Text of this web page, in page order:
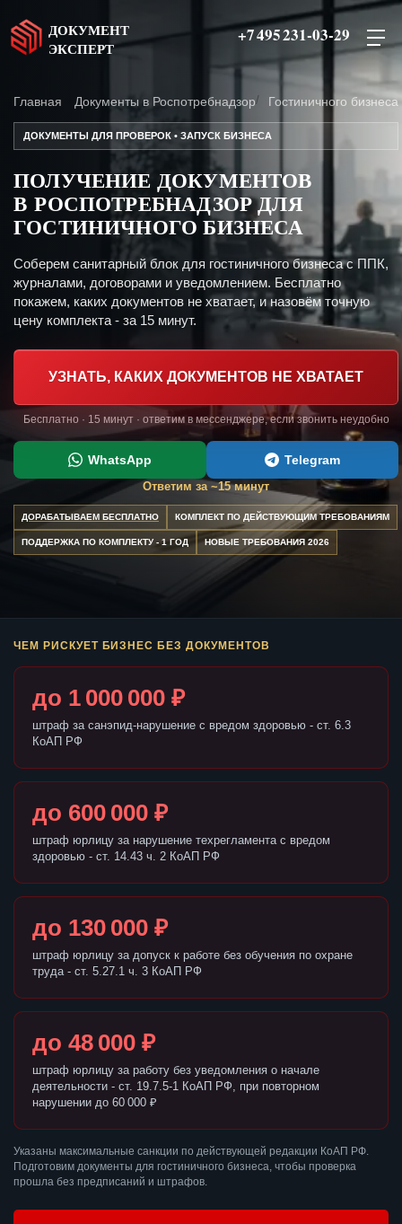
ДОКУМЕНТ
ЭКСПЕРТ
+7 495 231-03-29
Главная Документы в Роспотребнадзор Гостиничного бизнеса
ДОКУМЕНТЫ ДЛЯ ПРОВЕРОК • ЗАПУСК БИЗНЕСА
ПОЛУЧЕНИЕ ДОКУМЕНТОВ
В РОСПОТРЕБНАДЗОР ДЛЯ
ГОСТИНИЧНОГО БИЗНЕСА
Соберем санитарный блок для гостиничного бизнеса с ППК,
журналами, договорами и уведомлением. Бесплатно
покажем, каких документов не хватает, и назовём точную
цену комплекта - за 15 минут.
УЗНАТЬ, КАКИХ ДОКУМЕНТОВ НЕ ХВАТАЕТ
Бесплатно · 15 минут · ответим в мессенджере, если звонить неудобно
WhatsApp Telegram
Ответим за ~15 минут
ДОРАБАТЫВАЕМ БЕСПЛАТНО КОМПЛЕКТ ПО ДЕЙСТВУЮЩИМ ТРЕБОВАНИЯМ
ПОДДЕРЖКА ПО КОМПЛЕКТУ - 1 ГОД НОВЫЕ ТРЕБОВАНИЯ 2026
ЧЕМ РИСКУЕТ БИЗНЕС БЕЗ ДОКУМЕНТОВ
до 1 000 000 ₽
штраф за санэпид-нарушение с вредом здоровью - ст. 6.3
КоАП РФ
до 600 000 ₽
штраф юрлицу за нарушение техрегламента с вредом
здоровью - ст. 14.43 ч. 2 КоАП РФ
до 130 000 ₽
штраф юрлицу за допуск к работе без обучения по охране
труда - ст. 5.27.1 ч. 3 КоАП РФ
до 48 000 ₽
штраф юрлицу за работу без уведомления о начале
деятельности - ст. 19.7.5-1 КоАП РФ, при повторном
нарушении до 60 000 ₽
Указаны максимальные санкции по действующей редакции КоАП РФ.
Подготовим документы для гостиничного бизнеса, чтобы проверка
прошла без предписаний и штрафов.